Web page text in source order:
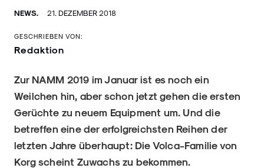
NEWS. 21. DEZEMBER 2018
GESCHRIEBEN VON:
Redaktion
Zur NAMM 2019 im Januar ist es noch ein
Weilchen hin, aber schon jetzt gehen die ersten
Gerüchte zu neuem Equipment um. Und die
betreffen eine der erfolgreichsten Reihen der
letzten Jahre überhaupt: Die Volca-Familie von
Korg scheint Zuwachs zu bekommen.